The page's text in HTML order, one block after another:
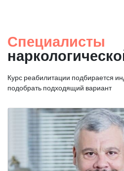
Специалисты
Курс реабилитации подбирается
подобрать подходящий вариант